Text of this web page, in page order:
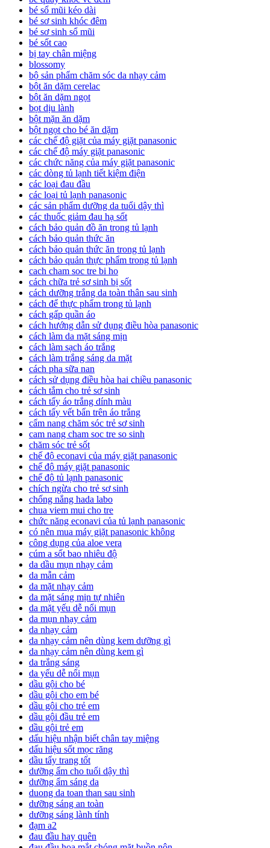
bé sổ mũi kéo dài
bé sơ sinh khóc đêm
bé sơ sinh sổ mũi
bé sốt cao
bị tay chân miệng
blossomy
bộ sản phẩm chăm sóc da nhạy cảm
bột ăn dặm cerelac
bột ăn dặm ngọt
bọt dịu lành
bột mặn ăn dặm
bột ngọt cho bé ăn dặm
các chế độ giặt của máy giặt panasonic
các chế độ máy giặt panasonic
các chức năng của máy giặt panasonic
các dòng tủ lạnh tiết kiệm điện
các loại đau đầu
các loại tủ lạnh panasonic
các sản phẩm dưỡng da tuổi dậy thì
các thuốc giảm đau hạ sốt
cách bảo quản đồ ăn trong tủ lạnh
cách bảo quản thức ăn
cách bảo quản thức ăn trong tủ lạnh
cách bảo quản thực phẩm trong tủ lạnh
cach cham soc tre bi ho
cách chữa trẻ sơ sinh bị sốt
cách dưỡng trắng da toàn thân sau sinh
cách để thực phẩm trong tủ lạnh
cách gấp quần áo
cách hướng dẫn sử dụng điều hòa panasonic
cách làm da mặt sáng mịn
cách làm sạch áo trắng
cách làm trắng sáng da mặt
cách pha sữa nan
cách sử dụng điều hòa hai chiều panasonic
cách tắm cho trẻ sơ sinh
cách tẩy áo trắng dính màu
cách tẩy vết bẩn trên áo trắng
cẩm nang chăm sóc trẻ sơ sinh
cam nang cham soc tre so sinh
chăm sóc trẻ sốt
chế độ econavi của máy giặt panasonic
chế độ máy giặt panasonic
chế độ tủ lạnh panasonic
chích ngừa cho trẻ sơ sinh
chống nắng hada labo
chua viem mui cho tre
chức năng econavi của tủ lạnh panasonic
có nên mua máy giặt panasonic không
công dụng của aloe vera
cúm a sốt bao nhiêu độ
da dầu mụn nhạy cảm
da mẫn cảm
da mặt nhạy cảm
da mặt sáng mịn tự nhiên
da mặt yếu dễ nổi mụn
da mụn nhạy cảm
da nhạy cảm
da nhạy cảm nên dùng kem dưỡng gì
da nhạy cảm nên dùng kem gì
da trắng sáng
da yếu dễ nổi mụn
dầu gội cho bé
dầu gội cho em bé
dầu gội cho trẻ em
dầu gội đầu trẻ em
dầu gội trẻ em
dấu hiệu nhận biết chân tay miệng
dấu hiệu sốt mọc răng
dầu tẩy trang tốt
dưỡng ẩm cho tuổi dậy thì
dưỡng ẩm sáng da
duong da toan than sau sinh
dưỡng sáng an toàn
dưỡng sáng lành tính
đạm a2
đau đầu hay quên